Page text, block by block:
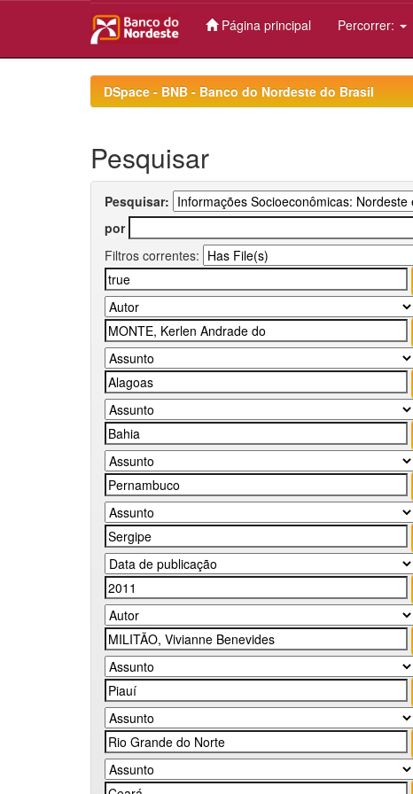
Página principal Percorrer:
DSpace - BNB - Banco do Nordeste do Brasil
Pesquisar
Pesquisar:
por
Filtros correntes: